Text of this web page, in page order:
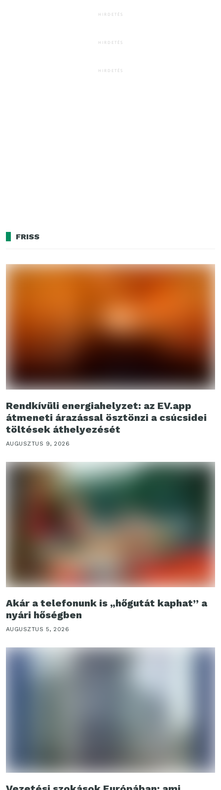
HIRDETÉS
HIRDETÉS
HIRDETÉS
FRISS
Rendkívüli energiahelyzet: az EV.app
átmeneti árazással ösztönzi a csúcsidei
töltések áthelyezését
AUGUSZTUS 9, 2026
Akár a telefonunk is „hőgutát kaphat” a
nyári hőségben
AUGUSZTUS 5, 2026